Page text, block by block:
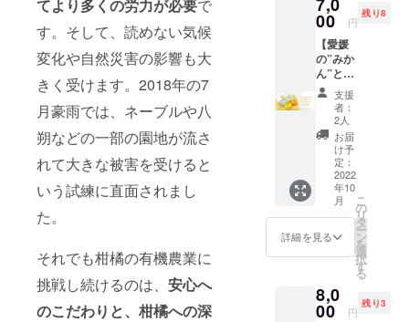
てより多くの労力が必要で
す。そして、読めない気候
変化や自然災害の影響も大
きく受けます。2018年の7
月豪雨では、ネーブルや八
朔などの一部の園地が流さ
れて大きな被害を受けると
いう試練に直面されまし
た。
それでも柑橘の有機農業に
挑戦し続けるのは、 安心へ
のこだわりと、 柑橘への深
けん50
ｇ／1
晩のご
使用で
約30日
分（泡
立て
ネッ
ト・ス
パチュ
ラ付
き）
Limone
レモン
／2個
Limone
ド・
シャ／3
カチに
リモン
チェッ
ロ入り
の軽や
かなラ
ング・
ド・
シャ10
枚（1
箱）の
セット
です。
数量限
定とな
ります
早めに♪
ト内
容】 レ
の温州
みかん
果皮エ
キスを
配合し
たみか
んの生
せっけ
んと伊
予レモ
ン果実
エキス
を配合
したレ
モンの
生せっ
ト。
【セッ
00 円
残り8
【愛媛
の”みか
ん”と”
レモ
ン”弾む
香りの
生せっ
けん各1
+Limon
eオリジ
ナルハ
ンカチ
+ラン
グ・ド
シャ3枚
ト】 愛
媛県産
支援
者：
2人
お届
け予
定：
2022
年10
月
詳細を見る
こ
の
リ
タ
ー
ン
を
選
択
す
る
8,0
00 円
残り3